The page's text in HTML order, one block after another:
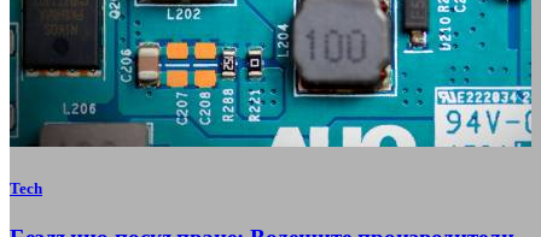
Tech